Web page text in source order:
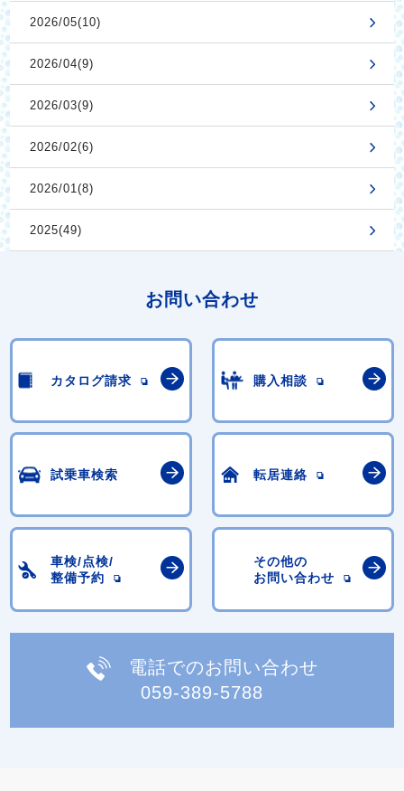
2026/05(10)
2026/04(9)
2026/03(9)
2026/02(6)
2026/01(8)
2025(49)
お問い合わせ
カタログ請求 購入相談
試乗車検索 転居連絡
車検/点検/
整備予約
その他の
お問い合わせ
電話でのお問い合わせ
059-389-5788